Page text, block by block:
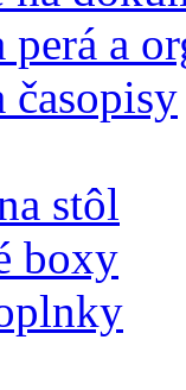
perá a
časopisy
stôl
boxy